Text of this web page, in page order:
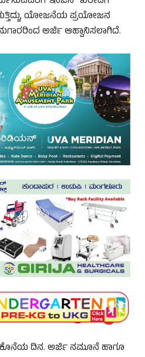
ಯೋಜನೆಯ ಪ್ರಯೋಜನ
ಅರ್ಜಿ ಆಹ್ವಾನಿಸಲಾಗಿದೆ.
ಕೊನೆಯ ದಿನ. ಅರ್ಜಿ ನಮೂನೆ ಹಾಗೂ